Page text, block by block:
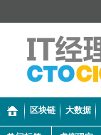
区块链 大数据